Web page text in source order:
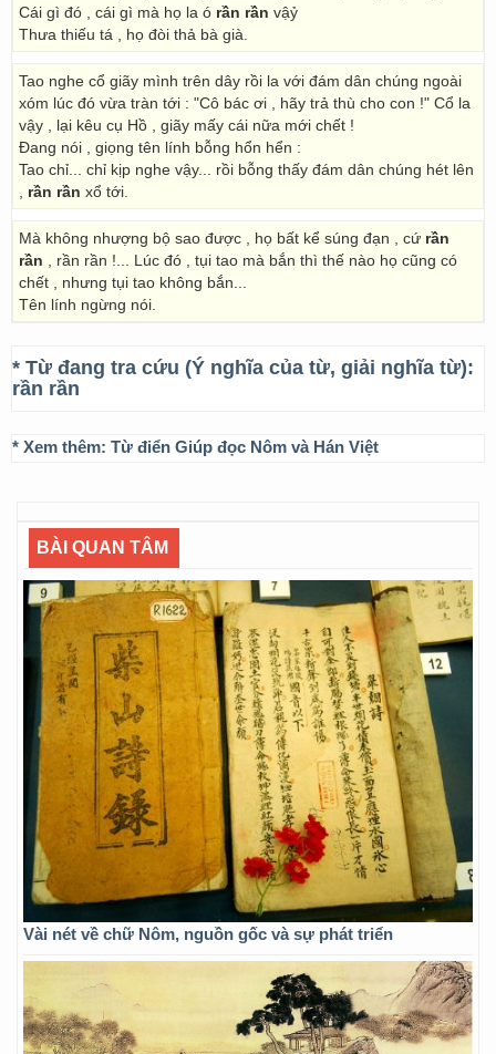
Cái gì đó , cái gì mà họ la ó rần rần vậỷ
Thưa thiếu tá , họ đòi thả bà già.
Tao nghe cổ giãy mình trên dây rồi la với đám dân chúng ngoài
xóm lúc đó vừa tràn tới : "Cô bác ơi , hãy trả thù cho con !" Cổ la
vậy , lại kêu cụ Hồ , giãy mấy cái nữa mới chết !
Đang nói , giọng tên lính bỗng hổn hển :
Tao chỉ... chỉ kịp nghe vậy... rồi bỗng thấy đám dân chúng hét lên
rần rần xổ tới.
Mà không nhượng bộ sao được , họ bất kể súng đạn , cứ rần
rần , rần rần !... Lúc đó , tụi tao mà bắn thì thế nào họ cũng có
chết , nhưng tụi tao không bắn...
Tên lính ngừng nói.
* Từ đang tra cứu (Ý nghĩa của từ, giải nghĩa từ):
rần rần
* Xem thêm: Từ điển Giúp đọc Nôm và Hán Việt
BÀI QUAN TÂM
Vài nét về chữ Nôm, nguồn gốc và sự phát triển